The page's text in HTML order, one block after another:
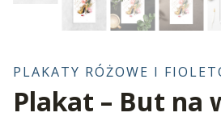
PLAKATY RÓŻOWE I
Plakat – But na